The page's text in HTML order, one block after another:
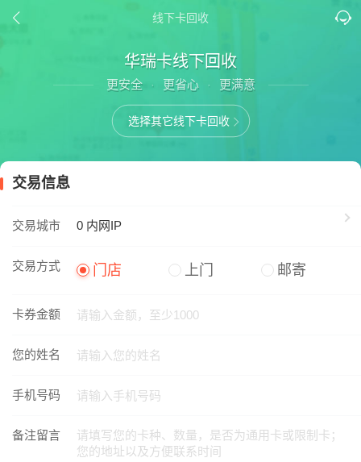
线下卡回收
华瑞卡线下回收
更安全 · 更省心 · 更满意
选择其它线下卡回收
交易信息
交易城市 0 内网IP
交易方式 门店 上门 邮寄
卡券金额
您的姓名
手机号码
备注留言